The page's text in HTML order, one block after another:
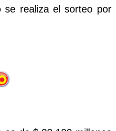
se realiza el sorteo por